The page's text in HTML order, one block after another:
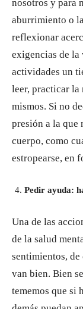
nosotros y para
aburrimiento o
reflexionar
exigencias de la
actividades un
leer, practicar la
mismos. Si no
presión a la que
cuerpo, como
estropearse, en
Pedir ayuda:
Una de las
de la salud
sentimientos, de
van bien. Bien
tememos que si